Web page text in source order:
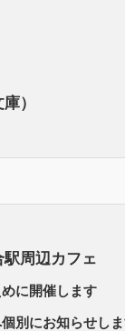
）
周辺カフェ
に開催します
別にお知らせし